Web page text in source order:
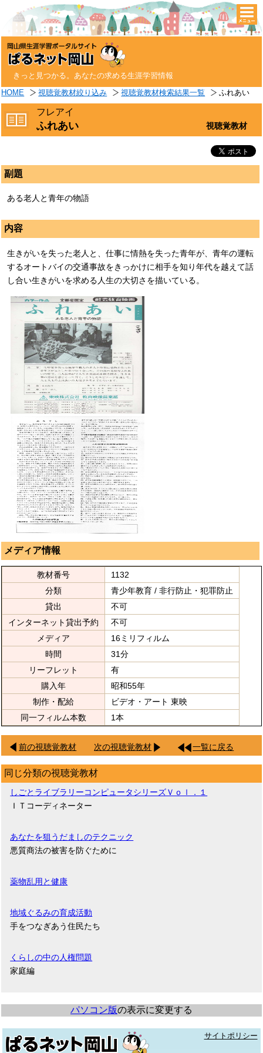
きっと見つかる。あなたの求める生涯学習情報
HOME 視聴覚教材絞り込み 視聴覚教材検索結果一覧 ふれあい
フレアイ
ふれあい 視聴覚教材
副題
ある老人と青年の物語
内容
生きがいを失った老人と、仕事に情熱を失った青年が、青年の運転
するオートバイの交通事故をきっかけに相手を知り年代を越えて話
し合い生きがいを求める人生の大切さを描いている。
メディア情報
教材番号
1132
分類
青少年教育 / 非行防止・犯罪防止
貸出
不可
インターネット貸出予約
不可
メディア
16ミリフィルム
時間
31分
リーフレット
有
購入年
昭和55年
制作・配給
ビデオ・アート 東映
同一フィルム本数
1本
前の視聴覚教材 次の視聴覚教材 一覧に戻る
同じ分類の視聴覚教材
しごとライブラリーコンピュータシリーズＶｏｌ．１
ＩＴコーディネーター
あなたを狙うだましのテクニック
悪質商法の被害を防ぐために
薬物乱用と健康
地域ぐるみの育成活動
手をつなぎあう住民たち
くらしの中の人権問題
家庭編
パソコン版の表示に変更する
サイトポリシー